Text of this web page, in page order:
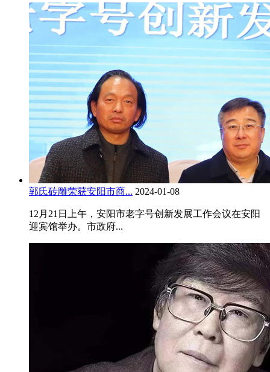
郭氏砖雕荣获安阳市商... 2024-01-08
12月21日上午，安阳市老字号创新发展工作会议在安阳
迎宾馆举办。市政府...